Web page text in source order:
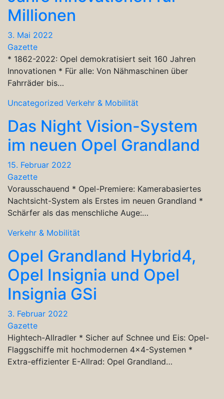
Millionen
3. Mai 2022
Gazette
* 1862-2022: Opel demokratisiert seit 160 Jahren
Innovationen * Für alle: Von Nähmaschinen über
Fahrräder bis…
Uncategorized Verkehr & Mobilität
Das Night Vision-System
im neuen Opel Grandland
15. Februar 2022
Gazette
Vorausschauend * Opel-Premiere: Kamerabasiertes
Nachtsicht-System als Erstes im neuen Grandland *
Schärfer als das menschliche Auge:…
Verkehr & Mobilität
Opel Grandland Hybrid4,
Opel Insignia und Opel
Insignia GSi
3. Februar 2022
Gazette
Hightech-Allradler * Sicher auf Schnee und Eis: Opel-
Flaggschiffe mit hochmodernen 4×4-Systemen *
Extra-effizienter E-Allrad: Opel Grandland…